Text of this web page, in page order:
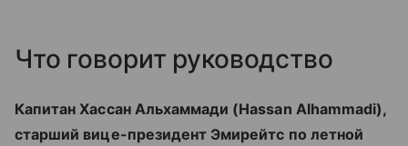
Что говорит руководство
Капитан Хассан Альхаммади (Hassan Alhammadi),
старший вице-президент Эмирейтс по летной